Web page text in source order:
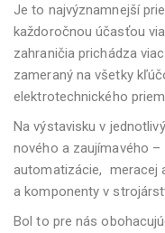
Je to najvýznamnejší
každoročnou účasťou
zahraničia prichádza
zameraný na všetky
elektrotechnického
Na výstavisku v
nového a zaujímavého
automatizácie, meracej
a komponenty v
Bol to pre nás